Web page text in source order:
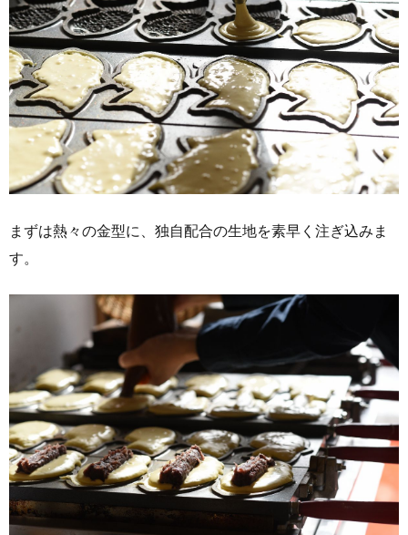
まずは熱々の金型に、独自配合の生地を素早く注ぎ込みま
す。